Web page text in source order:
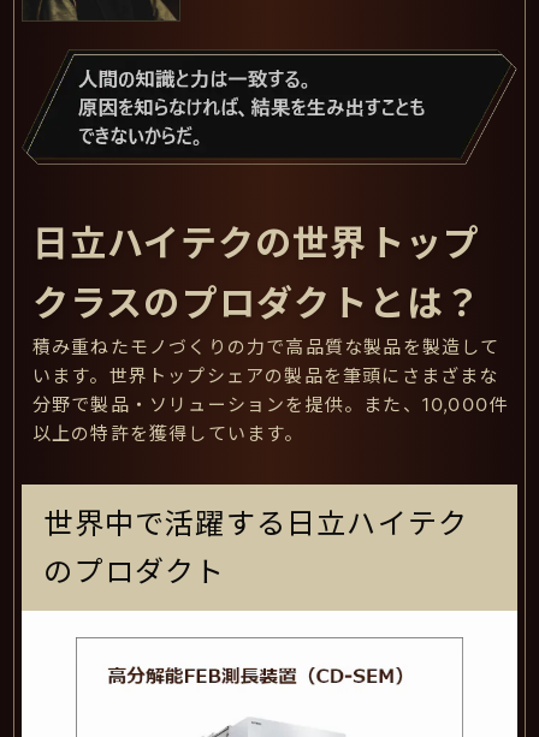
日立ハイテクの世界トップ
クラスのプロダクトとは？
積み重ねたモノづくりの力で高品質な製品を製造して
います。世界トップシェアの製品を筆頭にさまざまな
分野で製品・ソリューションを提供。また、10,000件
以上の特許を獲得しています。
世界中で活躍する日立ハイテク
のプロダクト